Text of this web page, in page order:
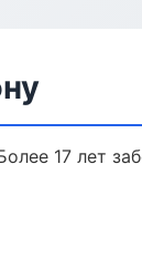
17 лет